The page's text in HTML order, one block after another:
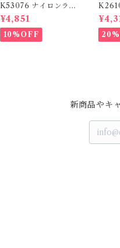
K53076 ナイロンライ
ンパンツ / Nylon Lin
e Pants (残りわずか)
¥4,851
10%OFF
トプ
ーパ
l
新商品やキ